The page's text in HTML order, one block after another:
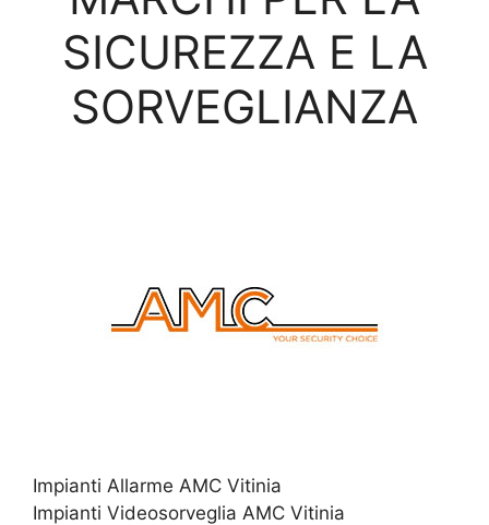
SICUREZZA E LA
SORVEGLIANZA
Impianti Allarme AMC Vitinia
Impianti Videosorveglia AMC Vitinia